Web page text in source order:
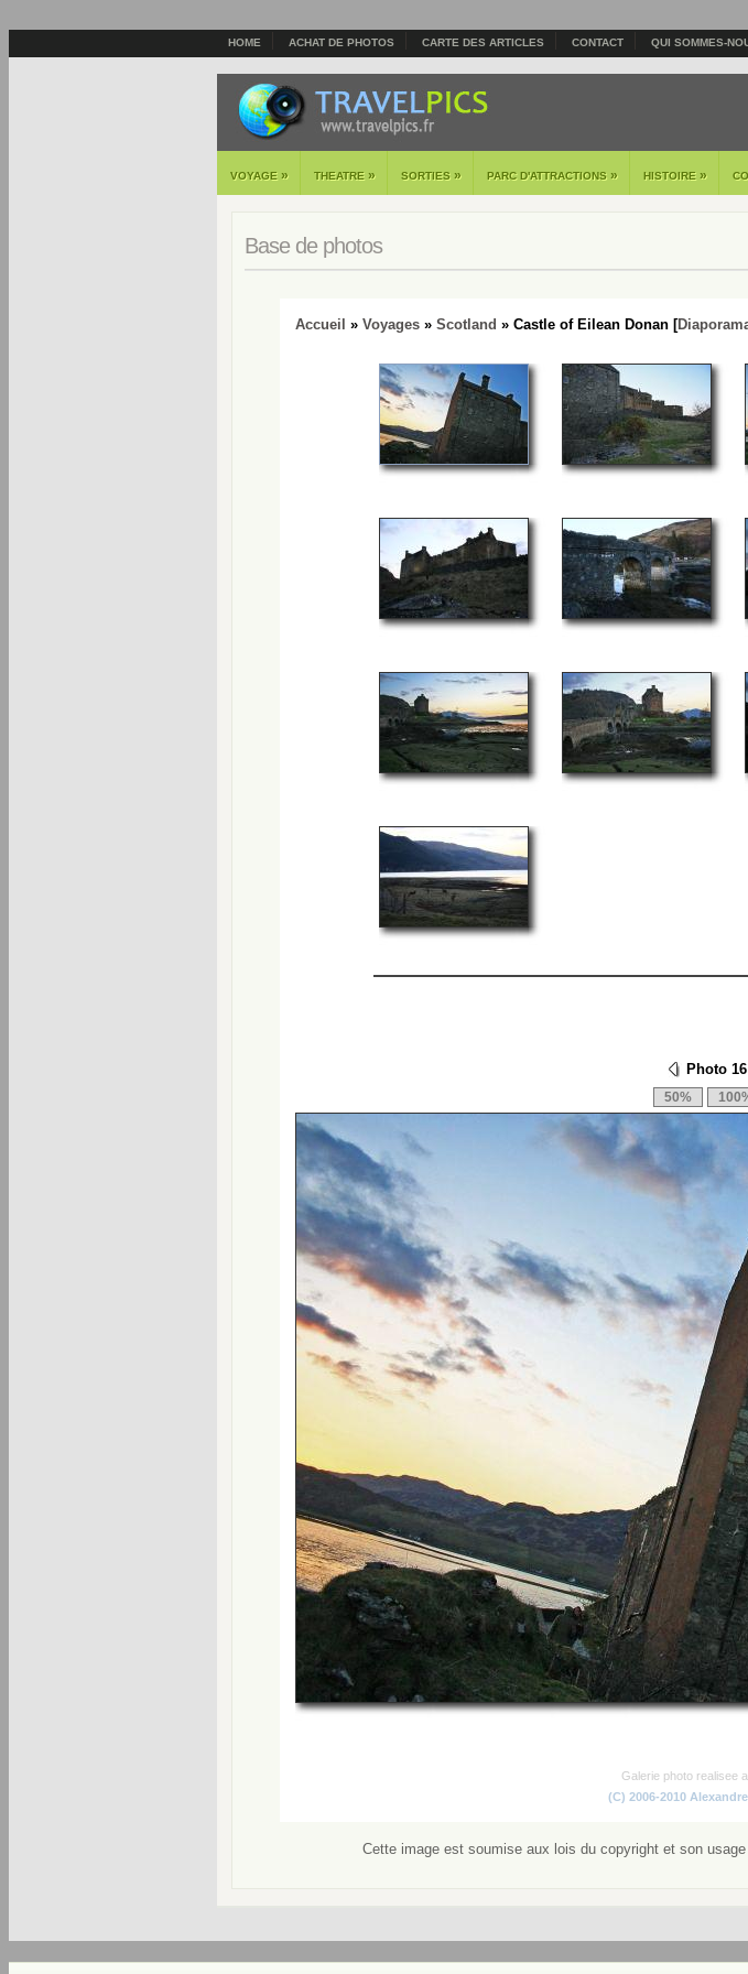
HOME ACHAT DE PHOTOS CARTE DES ARTICLES CONTACT QUI SOMMES-
VOYAGE » THEATRE » SORTIES » PARC D'ATTRACTIONS » HISTOIRE »
Base de photos
Accueil » Voyages » Scotland » Castle of Eilean Donan [
Photo
Galerie photo realisee
(C) 2006-2010
Cette image est soumise aux lois du copyright et son